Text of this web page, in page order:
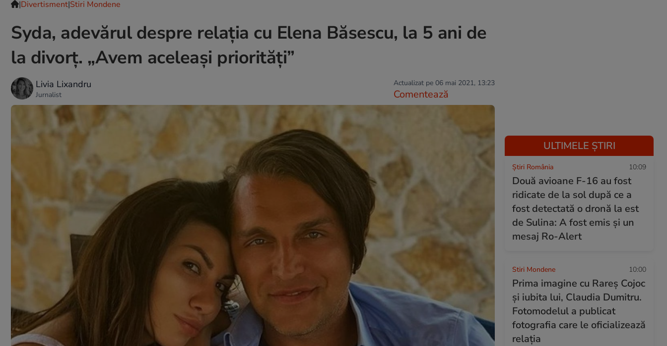
|Divertisment|Stiri Mondene
Syda, adevărul despre relația cu Elena Băsescu, la 5 ani de
la divorț. „Avem aceleași priorități”
Livia Lixandru
Jurnalist
Actualizat pe 06 mai 2021, 13:23
Comentează
ULTIMELE ȘTIRI
Știri România 10:09
Două avioane F-16 au fost
ridicate de la sol după ce a
fost detectată o dronă la est
de Sulina: A fost emis și un
mesaj Ro-Alert
Stiri Mondene 10:00
Prima imagine cu Rareș Cojoc
și iubita lui, Claudia Dumitru.
Fotomodelul a publicat
fotografia care le oficializează
relația